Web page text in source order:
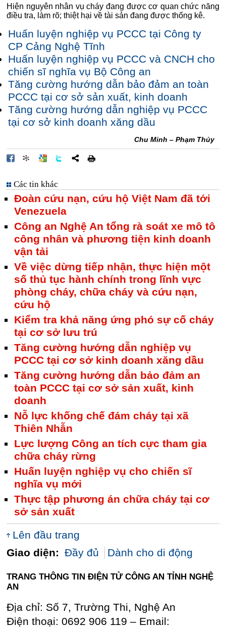
Hiện nguyên nhân vụ cháy đang được cơ quan chức năng
điều tra, làm rõ; thiệt hại về tài sản đang được thống kê.
Huấn luyện nghiệp vụ PCCC tại Công ty
CP Cảng Nghệ Tĩnh
Huấn luyện nghiệp vụ PCCC và CNCH cho
chiến sĩ nghĩa vụ Bộ Công an
Tăng cường hướng dẫn bảo đảm an toàn
PCCC tại cơ sở sản xuất, kinh doanh
Tăng cường hướng dẫn nghiệp vụ PCCC
tại cơ sở kinh doanh xăng dầu
Chu Minh – Phạm Thủy
Các tin khác
Đoàn cứu nạn, cứu hộ Việt Nam đã tới
Venezuela
Công an Nghệ An tổng rà soát xe mô tô
công nhân và phương tiện kinh doanh
vận tải
Về việc dừng tiếp nhận, thực hiện một
số thủ tục hành chính trong lĩnh vực
phòng cháy, chữa cháy và cứu nạn,
cứu hộ
Kiểm tra khả năng ứng phó sự cố cháy
tại cơ sở lưu trú
Tăng cường hướng dẫn nghiệp vụ
PCCC tại cơ sở kinh doanh xăng dầu
Tăng cường hướng dẫn bảo đảm an
toàn PCCC tại cơ sở sản xuất, kinh
doanh
Nỗ lực khống chế đám cháy tại xã
Thiên Nhẫn
Lực lượng Công an tích cực tham gia
chữa cháy rừng
Huấn luyện nghiệp vụ cho chiến sĩ
nghĩa vụ mới
Thực tập phương án chữa cháy tại cơ
sở sản xuất
Lên đầu trang
Giao diện: Đầy đủ Dành cho di động
TRANG THÔNG TIN ĐIỆN TỬ CÔNG AN TỈNH NGHỆ
AN
Địa chỉ: Số 7, Trường Thi, Nghệ An
Điện thoại: 0692 906 119 – Email: